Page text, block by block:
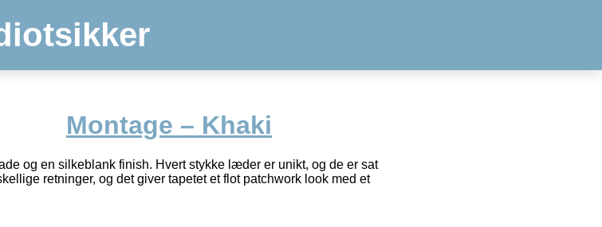
Montage – Khaki
og en silkeblank finish. Hvert stykke læder er unikt, og de er sat
retninger, og det giver tapetet et flot patchwork look med et